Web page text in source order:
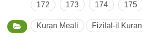
172
173 174 175
Kuran Meali Fizilal-il Kuran